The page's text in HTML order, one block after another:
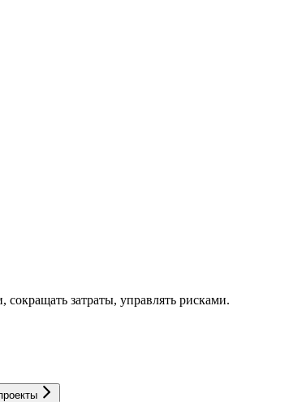
затраты, управлять рисками.